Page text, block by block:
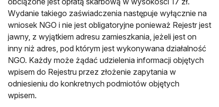
Wydanie takiego zaświadczenia następuje wyłącznie na
wniosek NGO i nie jest obligatoryjne ponieważ Rejestr jest
jawny, z wyjątkiem adresu zamieszkania, jeżeli jest on
inny niż adres, pod którym jest wykonywana działalność
NGO. Każdy może żądać udzielenia informacji objętych
wpisem do Rejestru przez złożenie zapytania w
odniesieniu do konkretnych podmiotów objętych
wpisem.